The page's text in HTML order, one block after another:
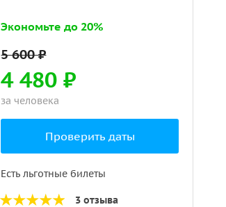
Экономьте до 20%
4 480 ₽
за человека
Проверить даты
Есть льготные билеты
3 отзыва